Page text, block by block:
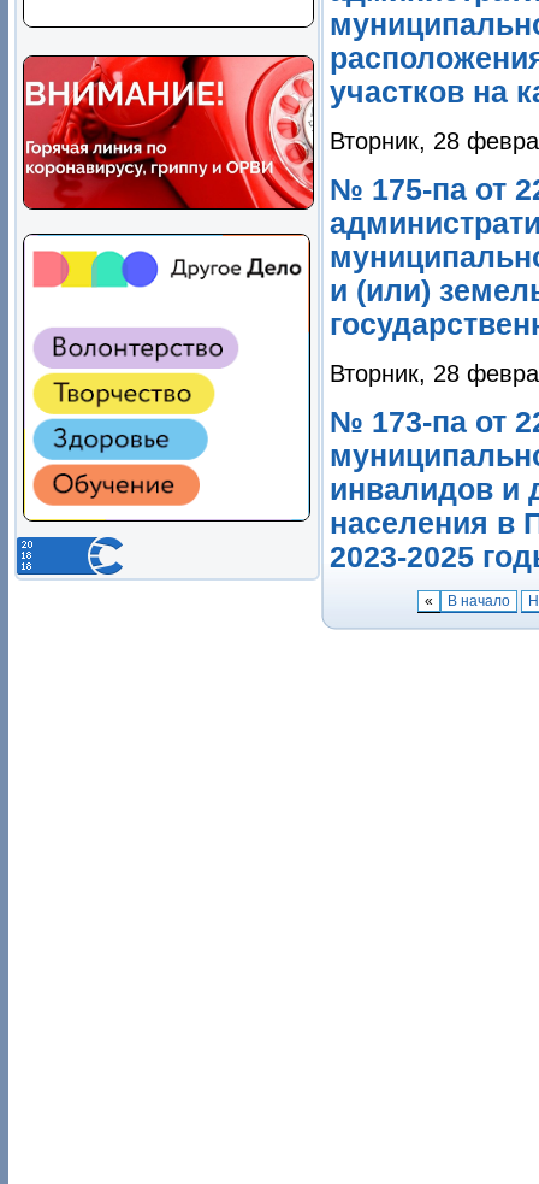
участков на
Вторник, 28
№ 175-па от
и (или)
Вторник, 28
№ 173-па от
инвалидов и
населения в
2023-2025
« В начало